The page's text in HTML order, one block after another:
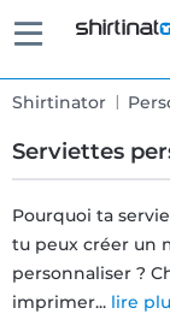
Shirtinator
Serviettes
Livraison
rapide
Pourquoi ta
tu peux créer un
personnaliser ?
imprimer... lire